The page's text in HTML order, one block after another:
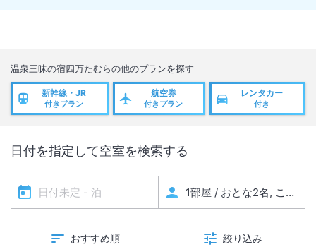
温泉三昧の宿四万たむらの他のプランを探す
新幹線・JR
付きプラン
航空券
付きプラン
レンタカー
付き
日付を指定して空室を検索する
おすすめ順 絞り込み